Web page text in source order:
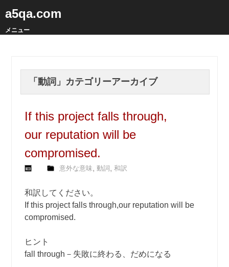
a5qa.com
メニュー
「動詞 」カテゴリーアーカイブ
If this project falls through,
our reputation will be
compromised.
意外な意味,動詞 ,和訳
和訳してください。
If this project falls through,our reputation will be
compromised.
ヒント
fall through－失敗に終わる、だめになる